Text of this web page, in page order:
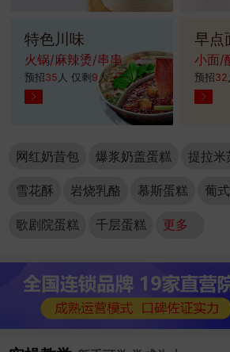
特色川味
火锅/麻辣烫/串串
预招35 人 仅剩 9 人
早点
小面/
预招32
网红奶昔包 爆浆奶盖蛋糕 提拉米
雪花酥 岩烧乳酪 慕斯蛋糕 葡
歌剧院蛋糕 千层蛋糕 更多···